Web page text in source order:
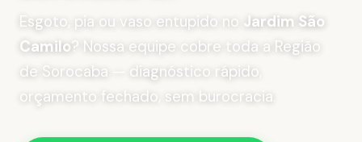
Esgoto, pia ou vaso entupido no Jardim São
Camilo? Nossa equipe cobre toda a Região
de Sorocaba — diagnóstico rápido,
orçamento fechado, sem burocracia.